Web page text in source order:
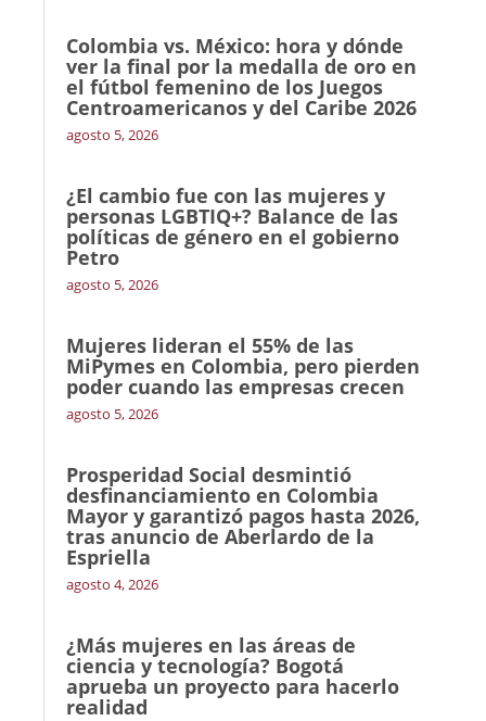
Colombia vs. México: hora y dónde
ver la final por la medalla de oro en
el fútbol femenino de los Juegos
Centroamericanos y del Caribe 2026
agosto 5, 2026
¿El cambio fue con las mujeres y
personas LGBTIQ+? Balance de las
políticas de género en el gobierno
Petro
agosto 5, 2026
Mujeres lideran el 55% de las
MiPymes en Colombia, pero pierden
poder cuando las empresas crecen
agosto 5, 2026
Prosperidad Social desmintió
desfinanciamiento en Colombia
Mayor y garantizó pagos hasta 2026,
tras anuncio de Aberlardo de la
Espriella
agosto 4, 2026
¿Más mujeres en las áreas de
ciencia y tecnología? Bogotá
aprueba un proyecto para hacerlo
realidad